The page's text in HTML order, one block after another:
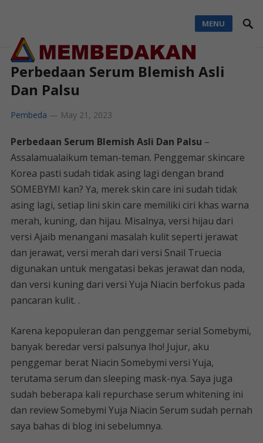
MENU
Perbedaan Serum Blemish Asli
Dan Palsu
Pembeda — May 21, 2023
Perbedaan Serum Blemish Asli Dan Palsu –
Assalamualaikum teman-teman. Penggemar skincare
Korea pasti sudah tidak asing lagi dengan brand
SOMEBYMI kan? Ya, merek skin care ini sudah tidak
asing lagi, setiap lini skin care memiliki ciri khas warna
merah, kuning, dan hijau. Misalnya, versi hijau dari
versi Ajaib menangani masalah kulit seperti jerawat
dan jerawat, versi merah dari versi Snail Truecia
digunakan untuk mengatasi bekas jerawat dan noda,
dan versi kuning dari versi Yuja Niacin berfokus pada
pancaran kulit. .
Karena kepopuleran dan penggemar serial Somebymi,
banyak beredar versi palsunya lho! Jujur, aku
penggemar berat Niacin Somebymi versi Yuja,
terutama serum dan sleeping mask-nya. Saya juga
sudah beberapa kali repurchase serum whitening ini
dan review Somebymi Yuja Niacin Serum sudah pernah
saya bahas di blog ini sebelumnya.